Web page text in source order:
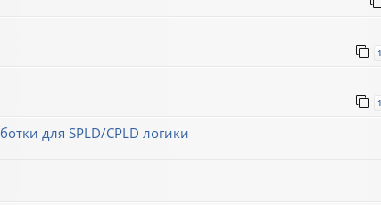
1
1
для SPLD/CPLD логики